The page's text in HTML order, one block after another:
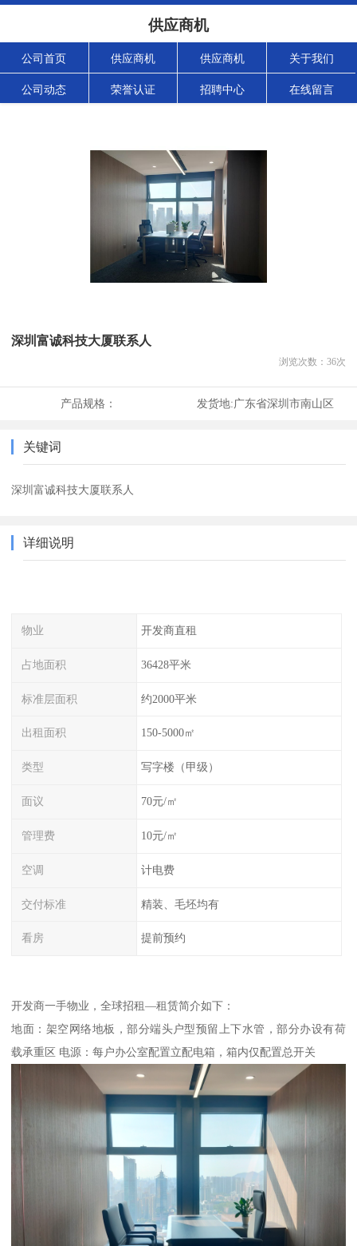
供应商机
公司首页 供应商机 供应商机 关于我们
公司动态 荣誉认证 招聘中心 在线留言
深圳富诚科技大厦联系人
浏览次数： 36次
产品规格： 发货地:广东省深圳市南山区
关键词
深圳富诚科技大厦联系人
详细说明
物业 开发商直租
占地面积 36428平米
标准层面积 约2000平米
出租面积 150-5000㎡
类型 写字楼（甲级）
面议 70元/㎡
管理费 10元/㎡
空调 计电费
交付标准 精装、毛坯均有
看房 提前预约
开发商一手物业，全球招租—租赁简介如下：
地面：架空网络地板，部分端头户型预留上下水管，部分办设有荷
载承重区 电源：每户办公室配置立配电箱，箱内仅配置总开关